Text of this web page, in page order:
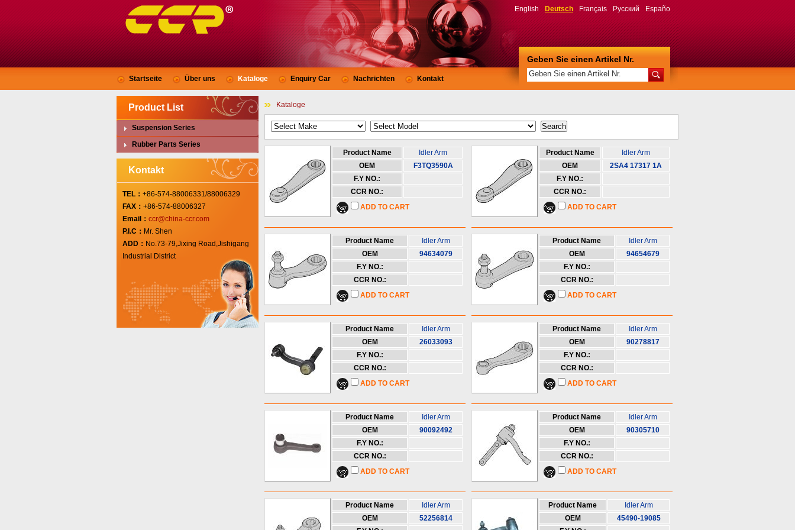
English Deutsch Français Русский Españo
Startseite Über uns Kataloge Enquiry Car Nachrichten Kontakt
Geben Sie einen Artikel Nr.
Geben Sie einen Artikel Nr.
Kataloge
Product Name
Idler Arm
OEM
F3TQ3590A
F.Y NO.:
CCR NO.:
ADD TO CART
Product Name
Idler Arm
OEM
2SA4 17317 1A
F.Y NO.:
CCR NO.:
ADD TO CART
Product Name
Idler Arm
OEM
94634079
F.Y NO.:
CCR NO.:
ADD TO CART
Product Name
Idler Arm
OEM
94654679
F.Y NO.:
CCR NO.:
ADD TO CART
Product Name
Idler Arm
OEM
26033093
F.Y NO.:
CCR NO.:
ADD TO CART
Product Name
Idler Arm
OEM
90278817
F.Y NO.:
CCR NO.:
ADD TO CART
Product Name
Idler Arm
OEM
90092492
F.Y NO.:
CCR NO.:
ADD TO CART
Product Name
Idler Arm
OEM
90305710
F.Y NO.:
CCR NO.:
ADD TO CART
Product Name
Idler Arm
OEM
52256814
Product Name
Idler Arm
OEM
45490-19085
Product List
Suspension Series
Rubber Parts Series
Kontakt
TEL： +86-574-88006331/88006329
FAX： +86-574-88006327
Email： ccr@china-ccr.com
P.I.C： Mr. Shen
ADD： No.73-79,Jixing Road,Jishigang
Industrial District